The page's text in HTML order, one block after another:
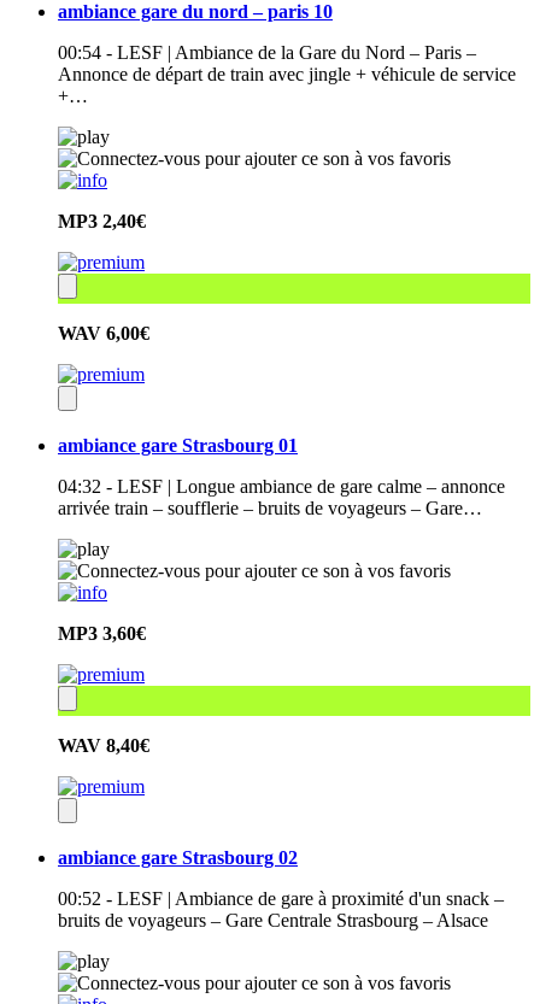
ambiance gare du nord – paris 10
00:54 - LESF | Ambiance de la Gare du Nord – Paris –
Annonce de départ de train avec jingle + véhicule de service
+…
MP3 2,40€
WAV 6,00€
ambiance gare Strasbourg 01
04:32 - LESF | Longue ambiance de gare calme – annonce
arrivée train – soufflerie – bruits de voyageurs – Gare…
MP3 3,60€
WAV 8,40€
ambiance gare Strasbourg 02
00:52 - LESF | Ambiance de gare à proximité d'un snack –
bruits de voyageurs – Gare Centrale Strasbourg – Alsace